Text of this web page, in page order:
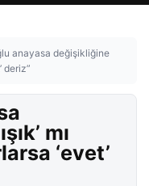
anayasa değişikliğine
deriz”
mı
‘evet’